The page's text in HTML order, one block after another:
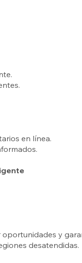
en línea.
y
desatendidas.